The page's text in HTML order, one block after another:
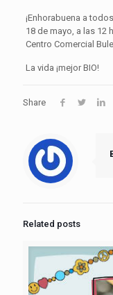
¡Enhorabuena a
18 de mayo, a las 12
Centro Comercial
La vida ¡mejor BIO!
Share
Related posts